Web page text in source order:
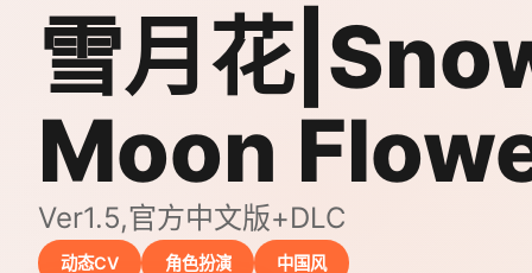
雪月花
Moon
Ver1.5,官方中文版+DLC
动态CV 角色扮演 中国风